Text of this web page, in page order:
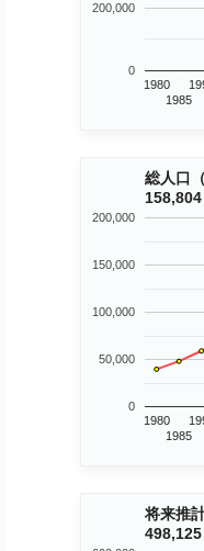
1980
1985
0
200,000
総人口
158,804
1980
1985
0
50,000
100,000
150,000
200,000
将来推
498,125